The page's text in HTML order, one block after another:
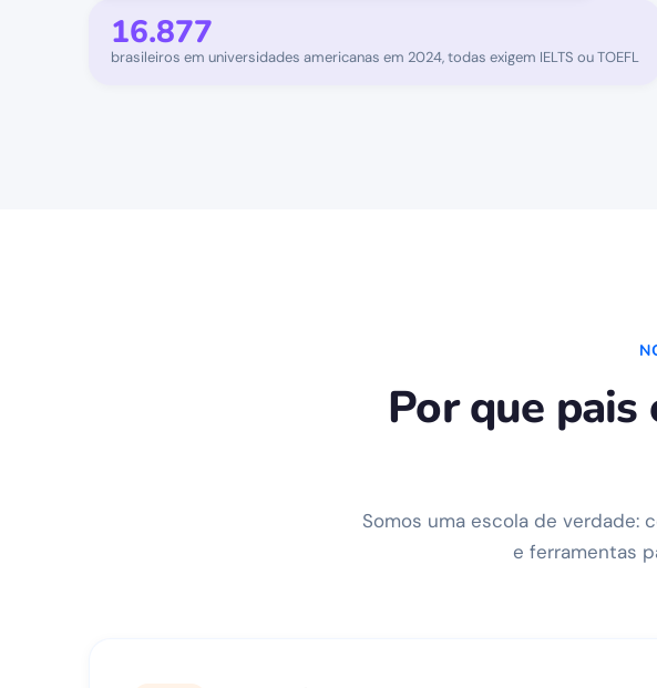
16.877
brasileiros em universidades americanas em 2024, todas exigem IELTS ou TOEFL
Por que pais
Somos uma escola de verdade:
e ferramentas